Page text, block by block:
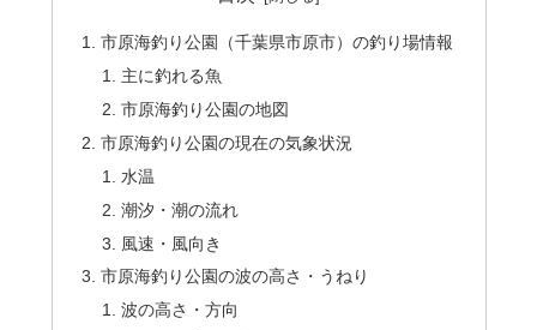
市原海釣り公園（千葉県市原市）の釣り場情報
主に釣れる魚
市原海釣り公園の地図
市原海釣り公園の現在の気象状況
水温
潮汐・潮の流れ
風速・風向き
市原海釣り公園の波の高さ・うねり
波の高さ・方向